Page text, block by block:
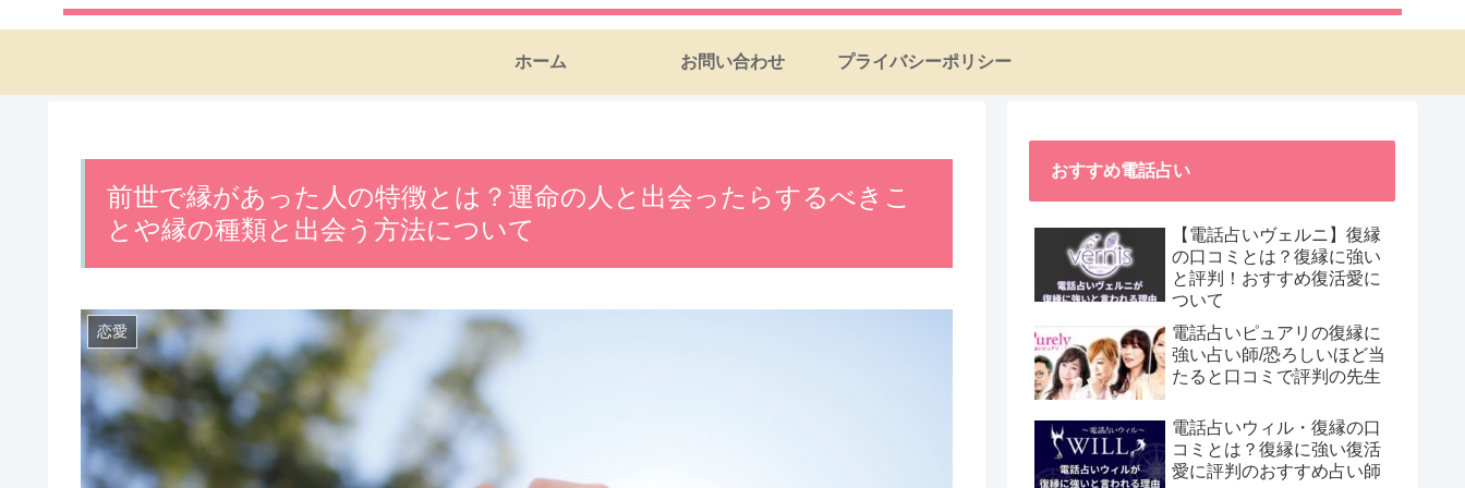
ホーム お問い合わせ プライバシーポリシー
前世で縁があった人の特徴とは？運命の人と出会ったらするべきこ
とや縁の種類と出会う方法について
恋愛
おすすめ電話占い
【電話占いヴェルニ】復縁
の口コミとは？復縁に強い
と評判！おすすめ復活愛に
ついて
電話占いピュアリの復縁に
強い占い師/恐ろしいほど当
たると口コミで評判の先生
電話占いウィル・復縁の口
コミとは？復縁に強い復活
愛に評判のおすすめ占い師